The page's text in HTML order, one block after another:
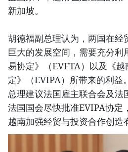
新加坡。
胡德福副总理认为，两国在经
巨大的发展空间，需要充分
易协定》（EVFTA）以及《
定》（EVIPA）所带来的利益
总理建议法国雇主联合会及法
法国国会尽快批准EVIPA协定
越南加强经贸与投资合作创造